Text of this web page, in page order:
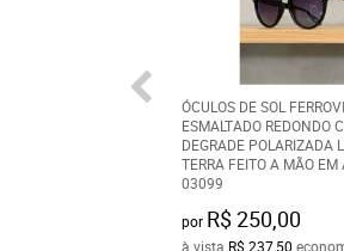
ÓCULOS DE SOL
ESMALTADO REDONDO
DEGRADE POLARIZADA
TERRA FEITO A MÃO EM
03099
por R$ 250,00
à vista R$ 237,50